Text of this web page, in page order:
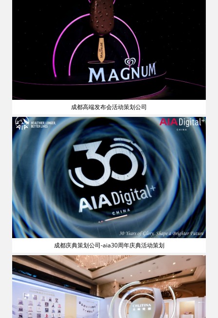
成都高端发布会活动策划公司
成都庆典策划公司-aia30周年庆典活动策划